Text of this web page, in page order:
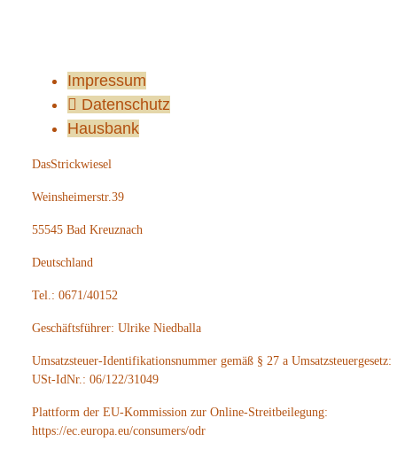
Impressum
Datenschutz
Hausbank
DasStrickwiesel
Weinsheimerstr.39
55545 Bad Kreuznach
Deutschland
Tel.: 0671/40152
Geschäftsführer: Ulrike Niedballa
Umsatzsteuer-Identifikationsnummer gemäß § 27 a Umsatzsteuergesetz:
USt-IdNr.: 06/122/31049
Plattform der EU-Kommission zur Online-Streitbeilegung:
https://ec.europa.eu/consumers/odr